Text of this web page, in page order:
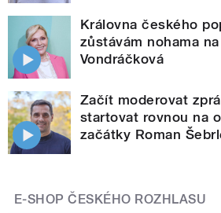
Královna českého
zůstávám nohama
Vondráčková
Začít moderovat
startovat rovnou na
začátky Roman
E-SHOP ČESKÉHO ROZHLASU